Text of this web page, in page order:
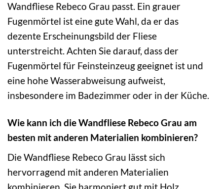
Wandfliese Rebeco Grau passt. Ein grauer
Fugenmörtel ist eine gute Wahl, da er das
dezente Erscheinungsbild der Fliese
unterstreicht. Achten Sie darauf, dass der
Fugenmörtel für Feinsteinzeug geeignet ist und
eine hohe Wasserabweisung aufweist,
insbesondere im Badezimmer oder in der Küche.
Wie kann ich die Wandfliese Rebeco Grau am
besten mit anderen Materialien kombinieren?
Die Wandfliese Rebeco Grau lässt sich
hervorragend mit anderen Materialien
kombinieren. Sie harmoniert gut mit Holz,